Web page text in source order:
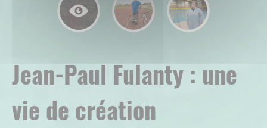
Jean-Paul Fulanty : une
vie de création